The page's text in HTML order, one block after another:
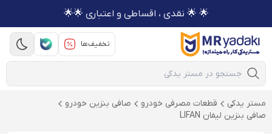
🌟 🌟 نقدی ، اقساطی و اعتباری 🌟🌟
تخفیف‌ها
Mobile Search
مستر یدکی قطعات مصرفی خودرو
صافی بنزین خودرو
صافی بنزین لیفان LIFAN